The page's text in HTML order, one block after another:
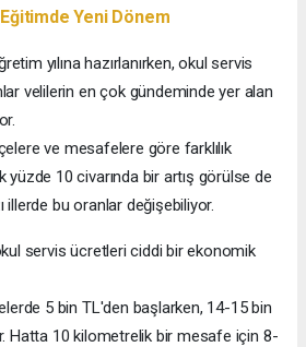
Eğitimde Yeni Dönem
yılına hazırlanırken, okul servis
velilerin en çok gündeminde yer alan
ve mesafelere göre farklılık
10 civarında bir artış görülse de
illerde bu oranlar değişebiliyor.
servis ücretleri ciddi bir ekonomik
5 bin TL'den başlarken, 14-15 bin
Hatta 10 kilometrelik bir mesafe için 8-